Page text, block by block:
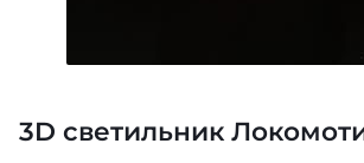
3D светильник